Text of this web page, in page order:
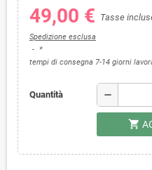
49,00 € Tasse
Spedizione esclusa
*
tempi di consegna 7-14 giorni
Quantità remove
shopping_cart